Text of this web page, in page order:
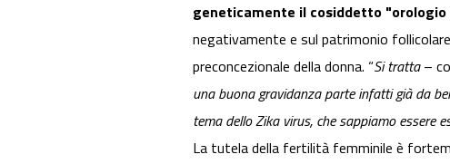
geneticamente il cosiddetto "orologio
negativamente e sul patrimonio
preconcezionale della donna. “Si tratta–
una buona gravidanza parte infatti già da
tema dello Zika virus, che sappiamo essere
La tutela della fertilità femminile è